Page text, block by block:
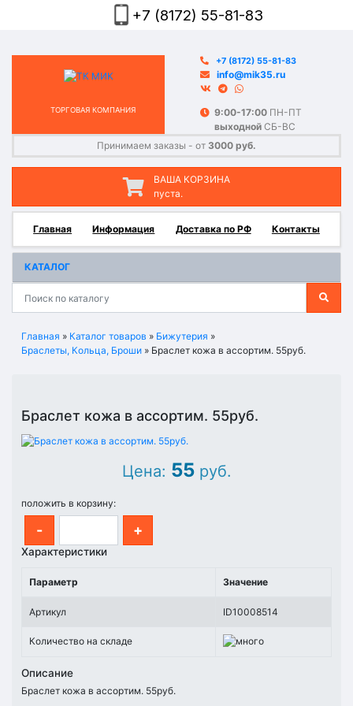
+7 (8172) 55-81-83
ТОРГОВАЯ КОМПАНИЯ
Принимаем заказы - от 3000 руб.
+7 (8172) 55-81-83
info@mik35.ru
9:00-17:00 ПН-ПТ
выходной СБ-ВС
ВАША КОРЗИНА
пуста.
Главная Информация Доставка по РФ Контакты
КАТАЛОГ
Главная » Каталог товаров » Бижутерия »
Браслеты, Кольца, Броши » Браслет кожа в ассортим. 55руб.
Браслет кожа в ассортим. 55руб.
Цена: 55руб.
положить в корзину:
- +
Характеристики
Параметр Значение
Артикул ID10008514
Количество на складе
Описание
Браслет кожа в ассортим. 55руб.